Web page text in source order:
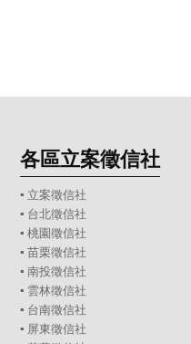
各區立案徵信社
▪ 立案徵信社
▪ 台北徵信社
▪桃園徵信社
▪苗栗徵信社
▪南投徵信社
▪ 雲林徵信社
▪ 台南徵信社
▪ 屏東徵信社